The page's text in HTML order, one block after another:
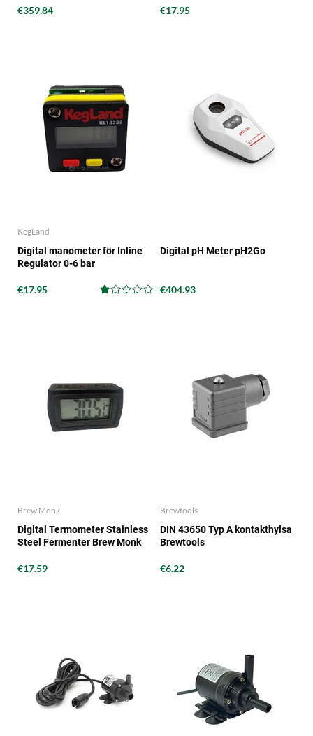
€359.84 €17.95
KegLand
Digital manometer för Inline
Regulator 0-6 bar
€17.95
Digital pH Meter pH2Go
€404.93
Brew Monk
Digital Termometer Stainless
Steel Fermenter Brew Monk
€17.59
Brewtools
DIN 43650 Typ A kontakthylsa
Brewtools
€6.22